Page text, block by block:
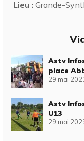
Lieu : Grande-
Astv
place
29 mai
Astv
U13
29 mai